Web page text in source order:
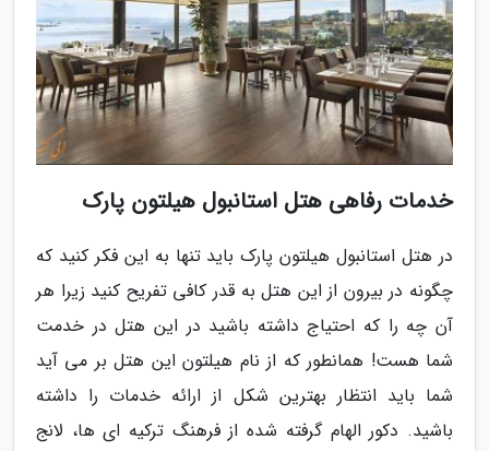
خدمات رفاهی هتل استانبول هیلتون پارک
در هتل استانبول هیلتون پارک باید تنها به این فکر کنید که
چگونه در بیرون از این هتل به قدر کافی تفریح کنید زیرا هر
آن چه را که احتیاج داشته باشید در این هتل در خدمت
شما هست! همانطور که از نام هیلتون این هتل بر می آید
شما باید انتظار بهترین شکل از ارائه خدمات را داشته
باشید. دکور الهام گرفته شده از فرهنگ ترکیه ای ها، لانج